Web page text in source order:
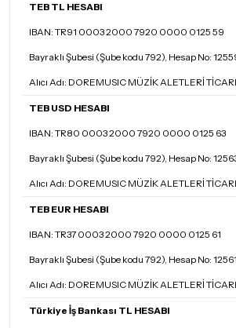
TEB TL HESABI
IBAN: TR91 0003 2000 7920 0000 0125 59
Bayraklı Şubesi (Şube kodu 792), Hesap No:
Alıcı Adı: DOREMUSIC MÜZİK ALETLERİ
TEB USD HESABI
IBAN: TR80 0003 2000 7920 0000 0125 63
Bayraklı Şubesi (Şube kodu 792), Hesap No:
Alıcı Adı: DOREMUSIC MÜZİK ALETLERİ
TEB EUR HESABI
IBAN: TR37 0003 2000 7920 0000 0125 61
Bayraklı Şubesi (Şube kodu 792), Hesap No: 12561
Alıcı Adı: DOREMUSIC MÜZİK ALETLERİ
Türkiye İş Bankası TL HESABI